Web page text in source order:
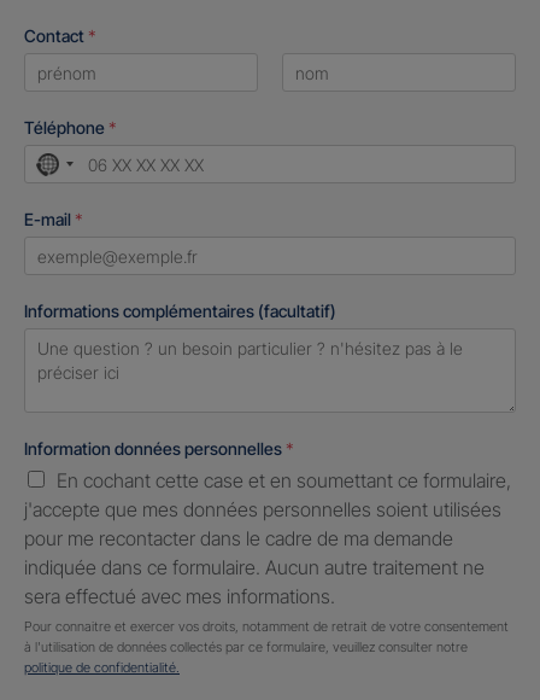
Contact *
Téléphone *
No
selected
E-mail *
Informations complémentaires (facultatif)
Information données personnelles *
En cochant cette case et en soumettant ce formulaire,
j'accepte que mes données personnelles soient utilisées
pour me recontacter dans le cadre de ma demande
indiquée dans ce formulaire. Aucun autre traitement ne
sera effectué avec mes informations.
Pour connaitre et exercer vos droits, notamment de retrait de votre consentement
à l'utilisation de données collectés par ce formulaire, veuillez consulter notre
politique de confidentialité.